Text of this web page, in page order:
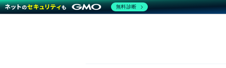
無料診断